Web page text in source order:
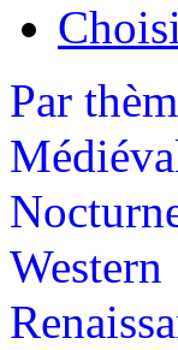
Par
Western